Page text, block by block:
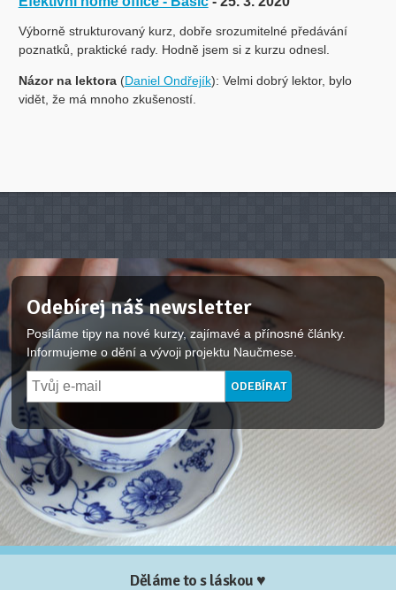
Výborně strukturovaný kurz, dobře srozumitelné předávání
poznatků, praktické rady. Hodně jsem si z kurzu odnesl.
Názor na lektora(Daniel Ondřejík): Velmi dobrý lektor, bylo
vidět, že má mnoho zkušeností.
Odebírej náš newsletter
Posíláme tipy na nové kurzy, zajímavé a přínosné články.
Informujeme o dění a vývoji projektu Naučmese.
Děláme to s láskou ♥